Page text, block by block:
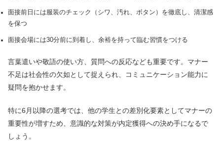
面接前日には服装のチェック（シワ、汚れ、ボタン）を徹底し、清潔感
を保つ
面接会場には30分前に到着し、余裕を持って臨む習慣をつける
言葉遣いや敬語の使い方、質問への反応なども重要です。マナー
不足は社会性の欠如として捉えられ、コミュニケーション能力に
疑問を抱かせます。
特に6月以降の選考では、他の学生との差別化要素としてマナーの
重要性が増すため、意識的な対策が内定獲得への決め手になるで
しょう。